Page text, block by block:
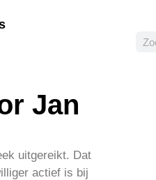
Jan
uitgereikt. Dat
actief is bij